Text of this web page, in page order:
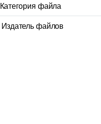
Категория файла
Издатель файлов